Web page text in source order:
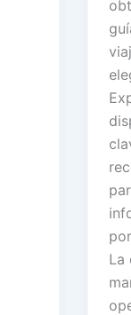
La